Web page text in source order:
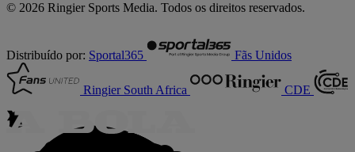
© 2026 Ringier Sports Media. Todos os direitos reservados.
Distribuído por: Sportal365 Fãs Unidos
Ringier South Africa CDE